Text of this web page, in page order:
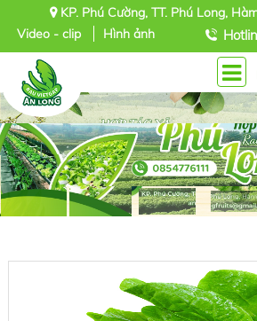
KP. Phú Cường, TT. Phú Long,
Video - clip
Hình ảnh